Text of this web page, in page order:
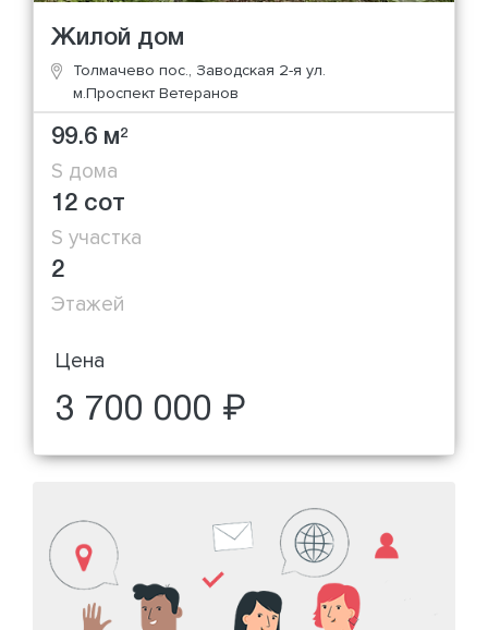
Жилой дом
Толмачево пос., Заводская 2-я ул.
м.Проспект Ветеранов
99.6 м2
S дома
12 сот
S участка
2
Этажей
Цена
3 700 000 ₽